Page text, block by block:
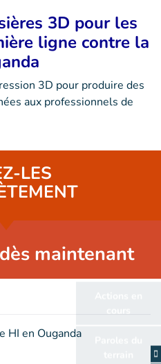
3D pour les
ligne contre la
3D pour produire des
aux professionnels de
LES
maintenant